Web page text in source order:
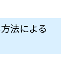
法による